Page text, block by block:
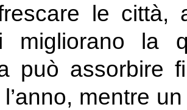
le città,
migliorano la
può assorbire
mentre